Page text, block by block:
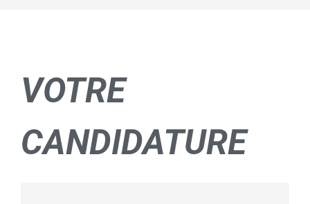
VOTRE
CANDIDATURE